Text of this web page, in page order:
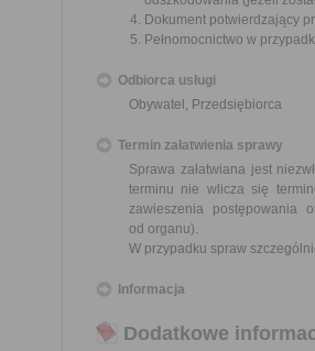
Dokument potwierdzający
Pełnomocnictwo w
Odbiorca usługi
Obywatel, Przedsiębiorca
Termin załatwienia sprawy
Sprawa załatwiana jest
terminu nie wlicza się
zawieszenia postępowania
od organu).
W przypadku spraw
Informacja
Dodatkowe